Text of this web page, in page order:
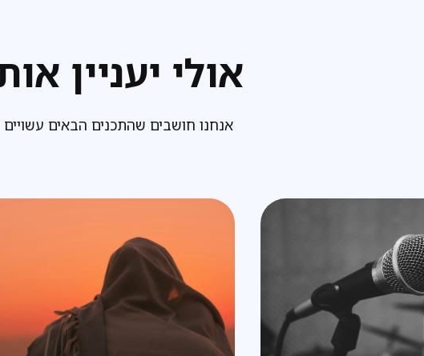
אולי יעניין
אנחנו חושבים שהתכנים הבאים עשויים